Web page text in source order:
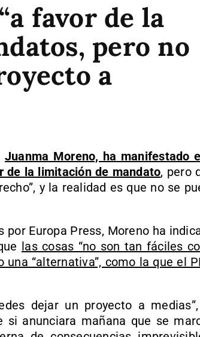
favor de la
pero no
a
Juanma Moreno, ha manifestado
de la limitación de mandato, pero
y la realidad es que no se
por Europa Press, Moreno ha
las cosas “no son tan fáciles
una “alternativa”, como la que el
dejar un proyecto a
si anunciara mañana que se